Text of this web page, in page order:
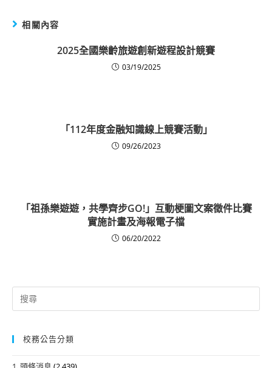
相關內容
2025全國樂齡旅遊創新遊程設計競賽
03/19/2025
「112年度金融知識線上競賽活動」
09/26/2023
「祖孫樂遊遊，共學齊步GO!」互動梗圖文案徵件比賽
實施計畫及海報電子檔
06/20/2022
Search
for:
校務公告分類